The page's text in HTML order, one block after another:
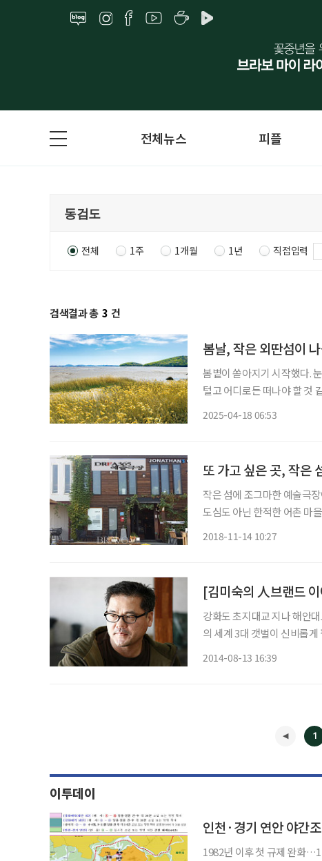
전체뉴스 피플
전체 1주 1개월 1년 직접입력
검색결과 총 3 건
봄날, 작은 외딴섬이
봄볕이 쏟아지기 시작했다.
털고 어디로든 떠나야 할 것
2025-04-18 06:53
또 가고 싶은 곳, 작은
작은 섬에 조그마한 예술극
도심도 아닌 한적한 어촌 마
2018-11-14 10:27
강화도 초지대교 지나 해안
의 세계 3대 갯벌이 신비롭게
2014-08-13 16:39
1
이투데이
인천·경기 연안 야간
1982년 이후 첫 규제 완화